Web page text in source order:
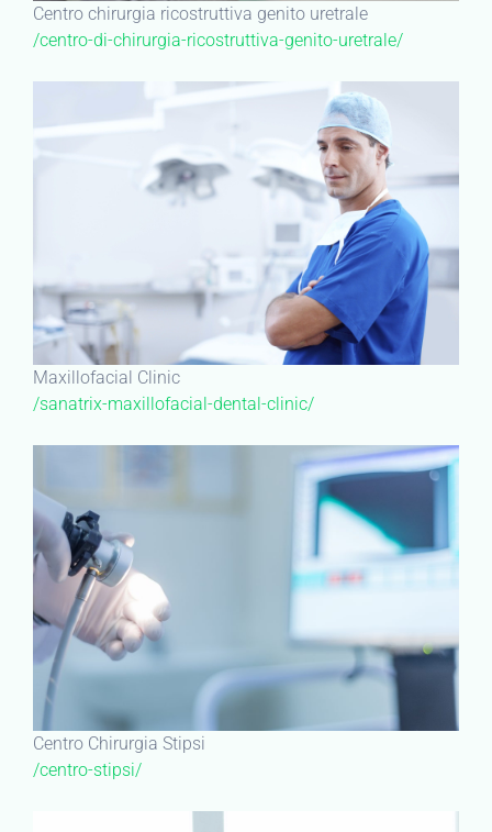
Centro chirurgia ricostruttiva genito uretrale
/centro-di-chirurgia-ricostruttiva-genito-uretrale/
Maxillofacial Clinic
/sanatrix-maxillofacial-dental-clinic/
Centro Chirurgia Stipsi
/centro-stipsi/